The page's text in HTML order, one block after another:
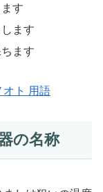
す
ます
ます
オト 用語
の名称